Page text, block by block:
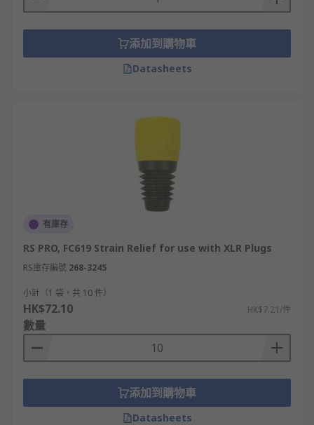
添加到購物車
Datasheets
有庫存
RS PRO, FC619 Strain Relief for use with XLR Plugs
RS庫存編號 268-3245
小計（1 袋，共 10 件）
HK$72.10 HK$7.21/件
數量
添加到購物車
Datasheets